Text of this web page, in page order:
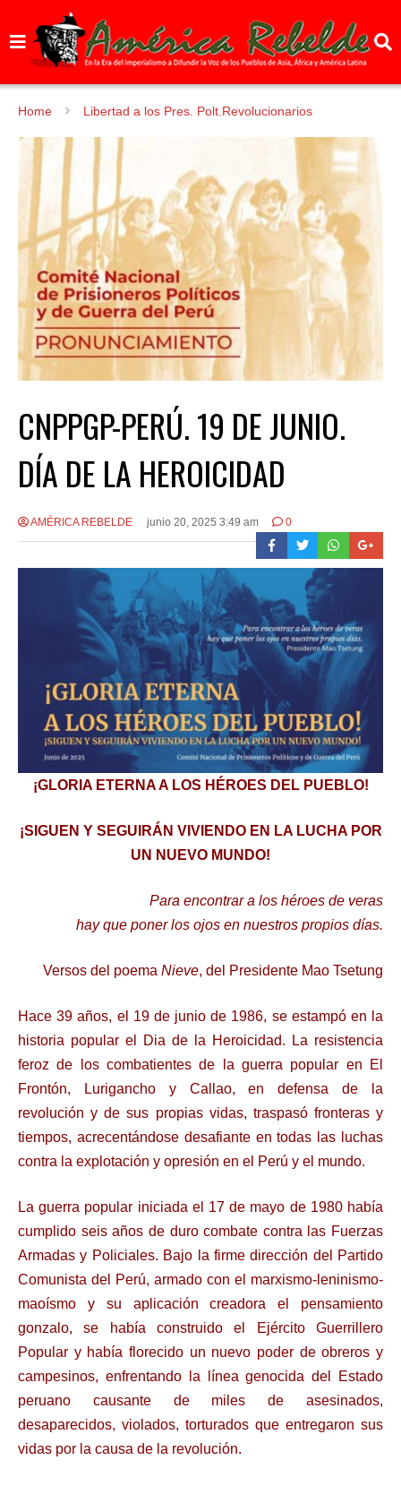
Home Libertad a los Pres. Polt.Revolucionarios
CNPPGP-PERÚ. 19 DE JUNIO.
DÍA DE LA HEROICIDAD
AMÉRICA REBELDE junio 20, 2025 3:49 am 0
¡GLORIA ETERNA A LOS HÉROES DEL PUEBLO!
¡SIGUEN Y SEGUIRÁN VIVIENDO EN LA LUCHA POR
UN NUEVO MUNDO!
Para encontrar a los héroes de veras
hay que poner los ojos en nuestros propios días.
Versos del poema Nieve, del Presidente Mao Tsetung
Hace 39 años, el 19 de junio de 1986, se estampó en la
historia popular el Dia de la Heroicidad. La resistencia
feroz de los combatientes de la guerra popular en El
Frontón, Lurigancho y Callao, en defensa de la
revolución y de sus propias vidas, traspasó fronteras y
tiempos, acrecentándose desafiante en todas las luchas
contra la explotación y opresión en el Perú y el mundo.
La guerra popular iniciada el 17 de mayo de 1980 había
cumplido seis años de duro combate contra las Fuerzas
Armadas y Policiales. Bajo la firme dirección del Partido
Comunista del Perú, armado con el marxismo-leninismo-
maoísmo y su aplicación creadora el pensamiento
gonzalo, se había construido el Ejército Guerrillero
Popular y había florecido un nuevo poder de obreros y
campesinos, enfrentando la línea genocida del Estado
peruano causante de miles de asesinados,
desaparecidos, violados, torturados que entregaron sus
vidas por la causa de la revolución.